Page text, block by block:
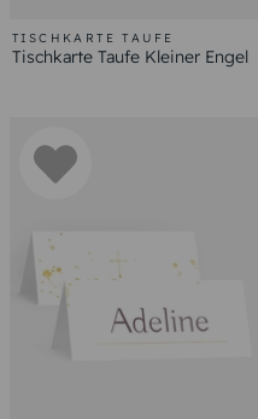
TISCHKARTE TAUFE
Tischkarte Taufe Kleiner Engel